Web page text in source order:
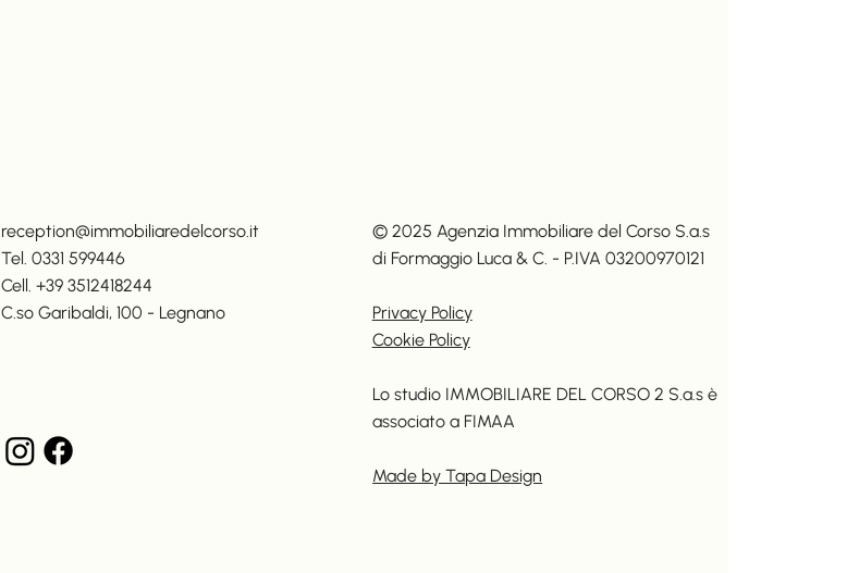
reception@immobiliaredelcorso.it
Tel. 0331 599446
Cell. +39 3512418244
C.so Garibaldi, 100 - Legnano
© 2025 Agenzia Immobiliare del Corso S.a.s
di Formaggio Luca & C. - P.IVA 03200970121
Privacy Policy
Cookie Policy
Lo studio IMMOBILIARE DEL CORSO 2 S.a.s è
associato a FIMAA
Made by Tapa Design